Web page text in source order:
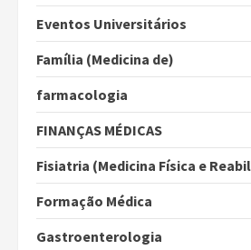
Eventos Universitários
Família (Medicina de)
farmacologia
FINANÇAS MÉDICAS
Fisiatria (Medicina Física e
Formação Médica
Gastroenterologia